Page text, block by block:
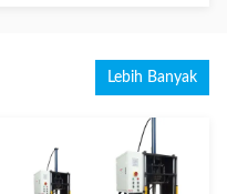
Lebih Banyak